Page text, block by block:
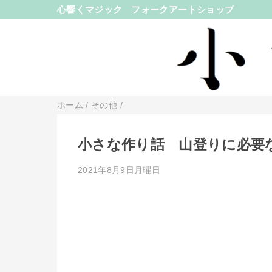
心響くマジック フォークアートショップ
ホーム / その他 /
小さな作り話 山登りに必要
2021年8月9日月曜日